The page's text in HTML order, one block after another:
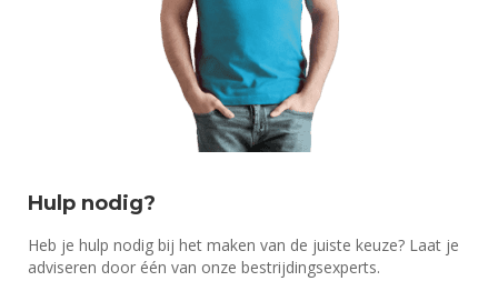
Hulp nodig?
Heb je hulp nodig bij het maken van de juiste keuze? Laat je
adviseren door één van onze bestrijdingsexperts.